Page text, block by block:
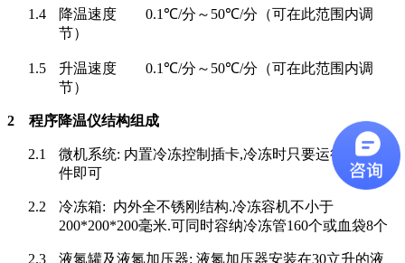
1.4 降温速度0.1 ℃/分～ 50℃/分（可在此范围内调
节）
1.5 升温速度0.1 ℃/分～ 50℃/分（可在此范围内调
节）
2 程序降温仪结构组成
2.1 微机系统: 内置冷冻控制插卡,冷冻时只要运行有关软
件即可
2.2 冷冻箱: 内外全不锈刚结构.冷冻容机不小于
200*200*200毫米.可同时容纳冷冻管160个或血袋8个
2.3 液氮罐及液氮加压器: 液氮加压器安装在30立升的液